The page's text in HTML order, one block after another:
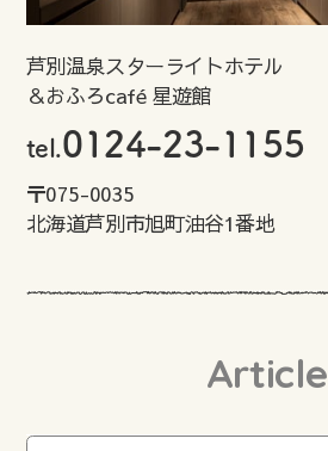
芦別温泉スターライトホテル
＆おふろcafé 星遊館
tel.0124-23-1155
〒075-0035
北海道芦別市旭町油谷1番地
Article